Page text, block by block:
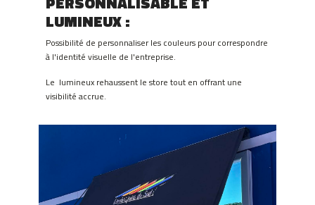
LUMINEUX :
Possibilité de personnaliser les couleurs pour correspondre
à l'identité visuelle de l'entreprise.
Le lumineux rehaussent le store tout en offrant une
visibilité accrue.